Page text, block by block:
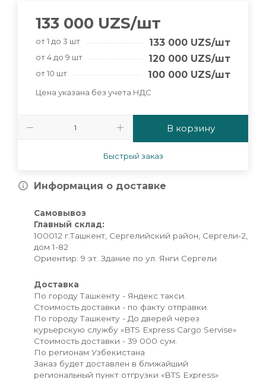
133 000 UZS/шт
от 1 до 3 шт 133 000 UZS/шт
от 4 до 9 шт 120 000 UZS/шт
от 10 шт 100 000 UZS/шт
Цена указана без учета НДС
В корзину
Быстрый заказ
Информация о доставке
Самовывоз
Главный склад:
100012 г.Ташкент, Сергелийский район, Сергели-2,
дом 1-82
Ориентир: 9 эт. Здание по ул. Янги Сергели
Доставка
По городу Ташкенту - Яндекс такси.
Стоимость доставки - по факту отправки.
По городу Ташкенту - До дверей через
курьерскую службу «BTS Express Cargo Servise»
Стоимость доставки - 39 000 сум.
По регионам Узбекистана
Заказ будет доставлен в ближайший
региональный пункт отгрузки «BTS Express»